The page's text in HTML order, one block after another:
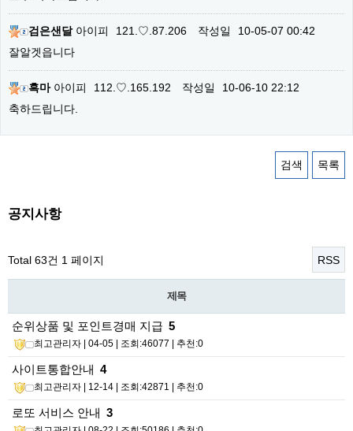
검은샌달아이피 121.♡.87.206 작성일
10-05-07 00:42
잘알겟읍니다
흑마아이피 112.♡.165.192 작성일
10-06-10 22:12
축하드립니다.
검색 목록
공지사항
Total 63건 1 페이지 RSS
제목
순위상품 및 포인트경매 지급 5
최고관리자 | 04-05 | 조회:46077 | 추천:0
사이트통합안내 4
최고관리자 | 12-14 | 조회:42871 | 추천:0
로또 서비스 안내 3